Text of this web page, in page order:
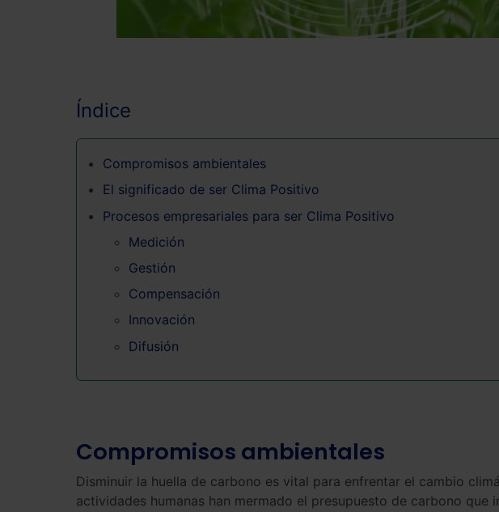
Índice
Compromisos ambientales
El significado de ser Clima Positivo
Procesos empresariales para ser Clima Positivo
Medición
Gestión
Compensación
Innovación
Difusión
Compromisos ambientales
Disminuir la huella de carbono es vital para enfrentar el cambio
actividades humanas han mermado el presupuesto de carbono